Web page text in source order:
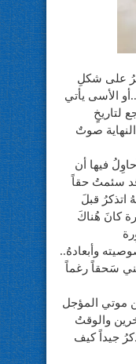
على شكلِ
الأسى يأتي
لتاريخٍ
صوتٌ
فيها أن
قد سئمتُ حقاً
اتذكرُ قبلَ
كانَ هُناكَ
وأبعادهُ..
سَحقاً رغماً
موتي المؤجل
والوقتُ
جيداً كيف